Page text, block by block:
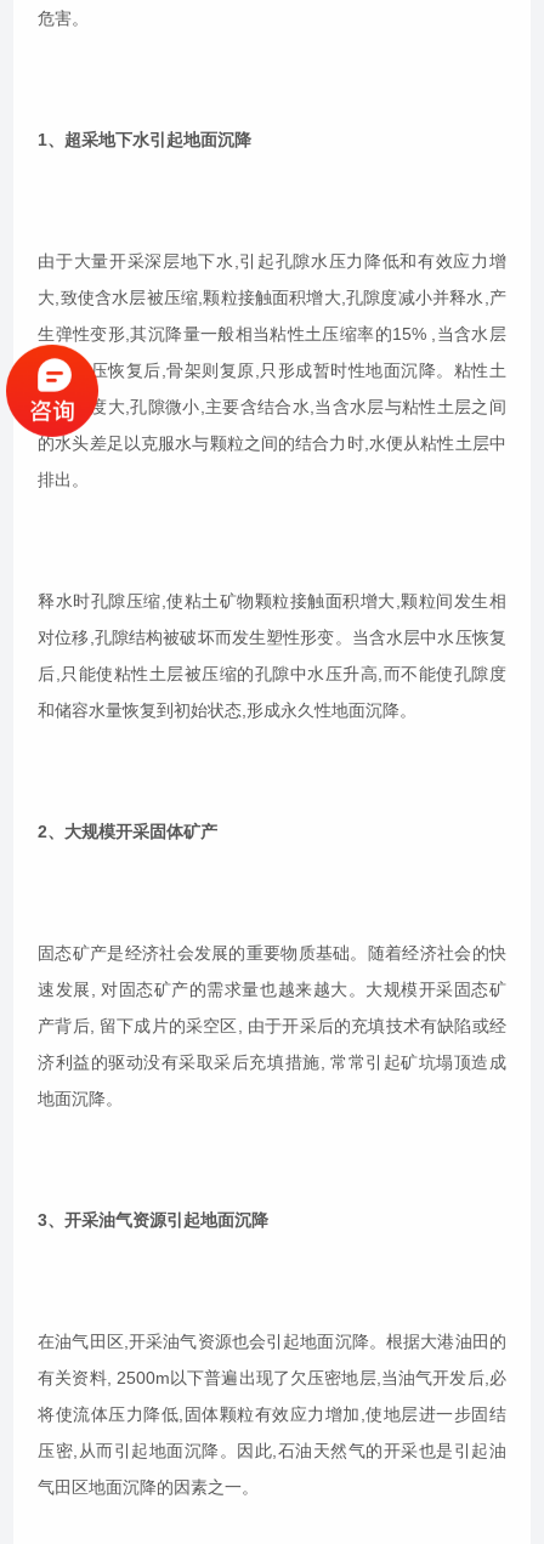
危害。
1、超采地下水引起地面沉降
由于大量开采深层地下水,引起孔隙水压力降低和有效应力增
大,致使含水层被压缩,颗粒接触面积增大,孔隙度减小并释水,产
生弹性变形,其沉降量一般相当粘性土压缩率的15% ,当含水层
中的水压恢复后,骨架则复原,只形成暂时性地面沉降。粘性土
层孔隙度大,孔隙微小,主要含结合水,当含水层与粘性土层之间
的水头差足以克服水与颗粒之间的结合力时,水便从粘性土层中
排出。
释水时孔隙压缩,使粘土矿物颗粒接触面积增大,颗粒间发生相
对位移,孔隙结构被破坏而发生塑性形变。当含水层中水压恢复
后,只能使粘性土层被压缩的孔隙中水压升高,而不能使孔隙度
和储容水量恢复到初始状态,形成永久性地面沉降。
2、大规模开采固体矿产
固态矿产是经济社会发展的重要物质基础。随着经济社会的快
速发展, 对固态矿产的需求量也越来越大。大规模开采固态矿
产背后, 留下成片的采空区, 由于开采后的充填技术有缺陷或经
济利益的驱动没有采取采后充填措施, 常常引起矿坑塌顶造成
地面沉降。
3、开采油气资源引起地面沉降
在油气田区,开采油气资源也会引起地面沉降。根据大港油田的
有关资料, 2500m以下普遍出现了欠压密地层,当油气开发后,必
将使流体压力降低,固体颗粒有效应力增加,使地层进一步固结
压密,从而引起地面沉降。因此,石油天然气的开采也是引起油
气田区地面沉降的因素之一。